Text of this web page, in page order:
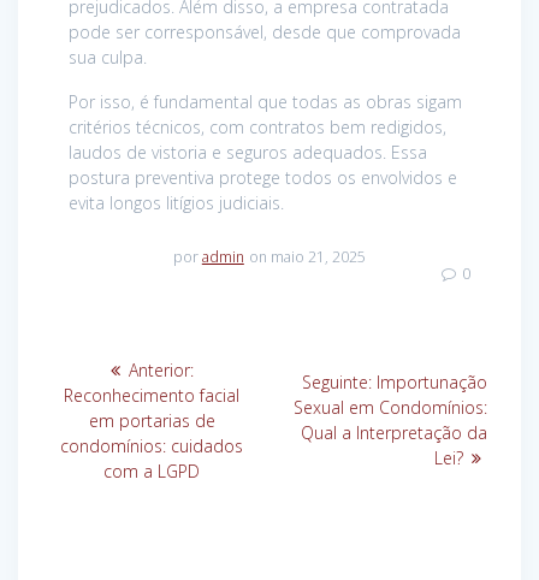
prejudicados. Além disso, a empresa contratada
pode ser corresponsável, desde que comprovada
sua culpa.
Por isso, é fundamental que todas as obras sigam
critérios técnicos, com contratos bem redigidos,
laudos de vistoria e seguros adequados. Essa
postura preventiva protege todos os envolvidos e
evita longos litígios judiciais.
poradmin on maio 21, 2025
0
Navegação
de
Post
Anterior:Post
anterior:
Reconhecimento facial
em portarias de
condomínios: cuidados
com a LGPD
Seguinte: Post
seguinte:
Importunação
Sexual em Condomínios:
Qual a Interpretação da
Lei?